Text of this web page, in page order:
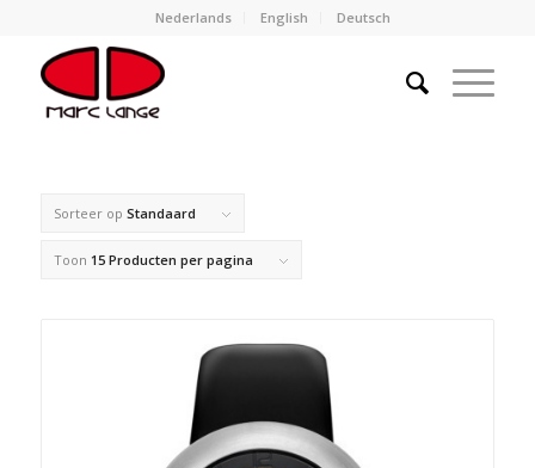
Nederlands English Deutsch
Sorteer op Standaard
Toon 15 Producten per pagina